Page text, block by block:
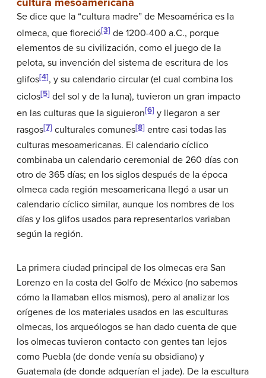
Se dice que la “cultura madre” de Mesoamérica es la
olmeca, que floreció[3] de 1200-400 a.C., porque
elementos de su civilización, como el juego de la
pelota, su invención del sistema de escritura de los
glifos[4], y su calendario circular (el cual combina los
ciclos[5] del sol y de la luna), tuvieron un gran impacto
en las culturas que la siguieron[6] y llegaron a ser
rasgos[7] culturales comunes[8] entre casi todas las
culturas mesoamericanas. El calendario cíclico
combinaba un calendario ceremonial de 260 días con
otro de 365 días; en los siglos después de la época
olmeca cada región mesoamericana llegó a usar un
calendario cíclico similar, aunque los nombres de los
días y los glifos usados para representarlos variaban
según la región.
La primera ciudad principal de los olmecas era San
Lorenzo en la costa del Golfo de México (no sabemos
cómo la llamaban ellos mismos), pero al analizar los
orígenes de los materiales usados en las esculturas
olmecas, los arqueólogos se han dado cuenta de que
los olmecas tuvieron contacto con gentes tan lejos
como Puebla (de donde venía su obsidiano) y
Guatemala (de donde adquerían el jade). De la escultura